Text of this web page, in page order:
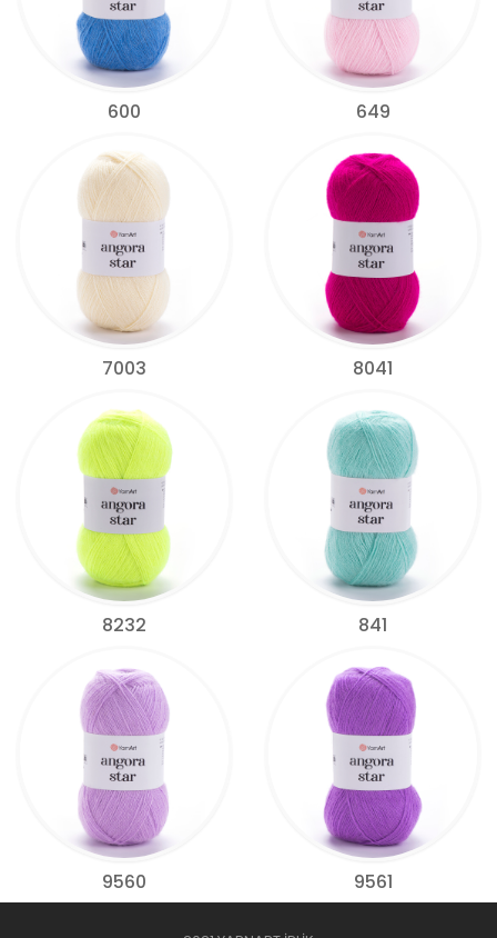
600 649
7003 8041
8232 841
9560 9561